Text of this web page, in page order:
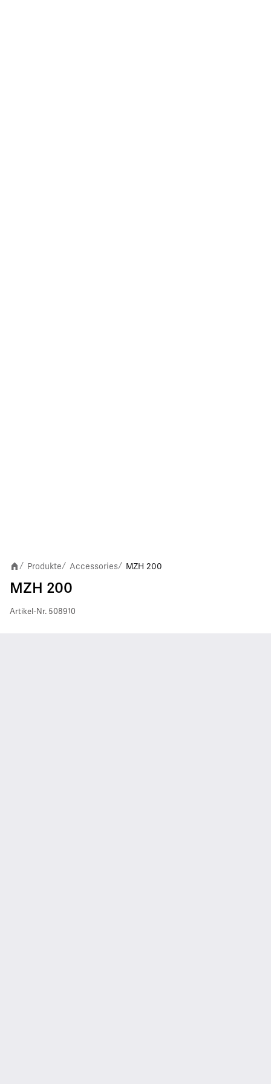
/ Produkte/ Accessories/ MZH 200
MZH 200
Artikel-Nr. 508910